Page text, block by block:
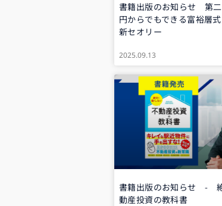
書籍出版のお知らせ 第
円からでもできる富裕層
新セオリー
2025.09.13
書籍出版のお知らせ -
動産投資の教科書